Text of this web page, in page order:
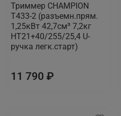
Триммер CHAMPION
Т433-2 (разъемн.прям.
1,25кВт 42,7см³ 7,2кг
HT21+40/255/25,4 U-
ручка легк.старт)
11 790 ₽